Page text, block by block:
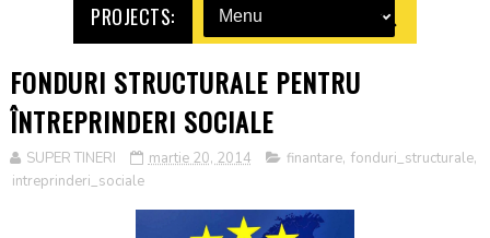
PROJECTS:
FONDURI STRUCTURALE PENTRU
ÎNTREPRINDERI SOCIALE
SUPER TINERI martie 20, 2014 finantare, fonduri_structurale,
intreprinderi_sociale